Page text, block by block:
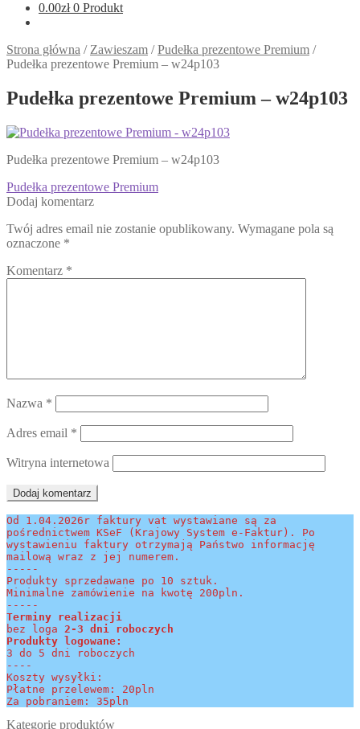
0.00zł 0 Produkt
Strona główna / Zawieszam /Pudełka prezentowe Premium /
Pudełka prezentowe Premium – w24p103
Pudełka prezentowe Premium – w24p103
Pudełka prezentowe Premium – w24p103
Nawigacja
wpisu
Poprzedni
wpis:
Pudełka prezentowe Premium
Dodaj komentarz
Twój adres email nie zostanie opublikowany. Wymagane pola są
oznaczone *
Komentarz *
Nazwa *
Adres email *
Witryna internetowa
Od 1.04.2026r faktury vat wystawiane są za
pośrednictwem KSeF (Krajowy System e-Faktur). Po
wystawieniu faktury otrzymają Państwo informację
mailową wraz z jej numerem.
-----
Produkty sprzedawane po 10 sztuk.
Minimalne zamówienie na kwotę 200pln.
-----
Terminy realizacji
bez loga 2-3 dni roboczych
Produkty logowane:
3 do 5 dni roboczych
----
Koszty wysyłki:
Płatne przelewem: 20pln
Za pobraniem: 35pln
Kategorie produktów